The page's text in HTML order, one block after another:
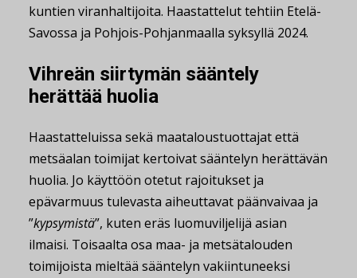
kuntien viranhaltijoita. Haastattelut tehtiin Etelä-
Savossa ja Pohjois-Pohjanmaalla syksyllä 2024.
Vihreän siirtymän sääntely
herättää huolia
Haastatteluissa sekä maataloustuottajat että
metsäalan toimijat kertoivat sääntelyn herättävän
huolia. Jo käyttöön otetut rajoitukset ja
epävarmuus tulevasta aiheuttavat päänvaivaa ja
”kypsymistä”, kuten eräs luomuviljelijä asian
ilmaisi. Toisaalta osa maa- ja metsätalouden
toimijoista mieltää sääntelyn vakiintuneeksi